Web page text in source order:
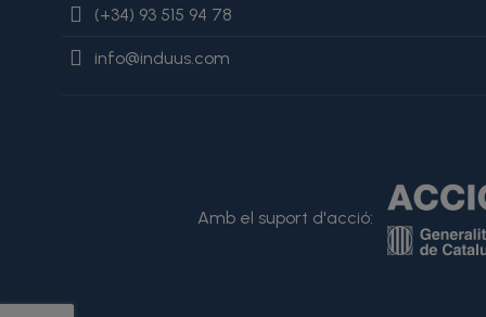
(+34) 93 515 94 78
info@induus.com
Amb el suport d'acció: